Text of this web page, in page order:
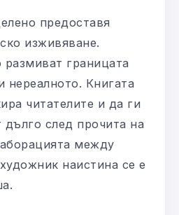
предоставя
изживяване.
границата
нереалното. Книгата
читателите и да ги
след прочита на
между
наистина се е